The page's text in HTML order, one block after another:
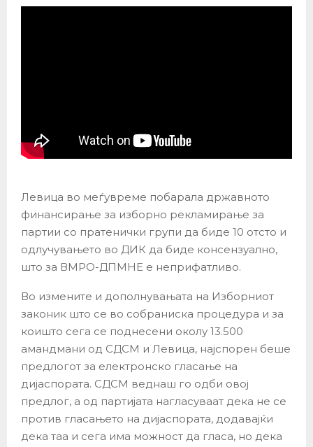
Левица во меѓувреме побарала државното
финансирање за изборно рекламирање за
партии со пратенички групи да биде 10 отсто и
одлучувањето во ДИК да биде консензуално,
што за ВМРО-ДПМНЕ е неприфатливо.
Во измените и дополнувањата на Изборниот
законик што се во собраниска процедура и за
коишто сега се поднесени околу 13.500
амандмани од СДСМ и Левица, најспорен беше
предлогот за електронско гласање на
дијаспората. СДСМ веднаш го одби овој
предлог, а од партијата нагласуваат дека не се
против гласањето на дијаспората, додавајќи
дека таа и сега има можност да гласа, но дека